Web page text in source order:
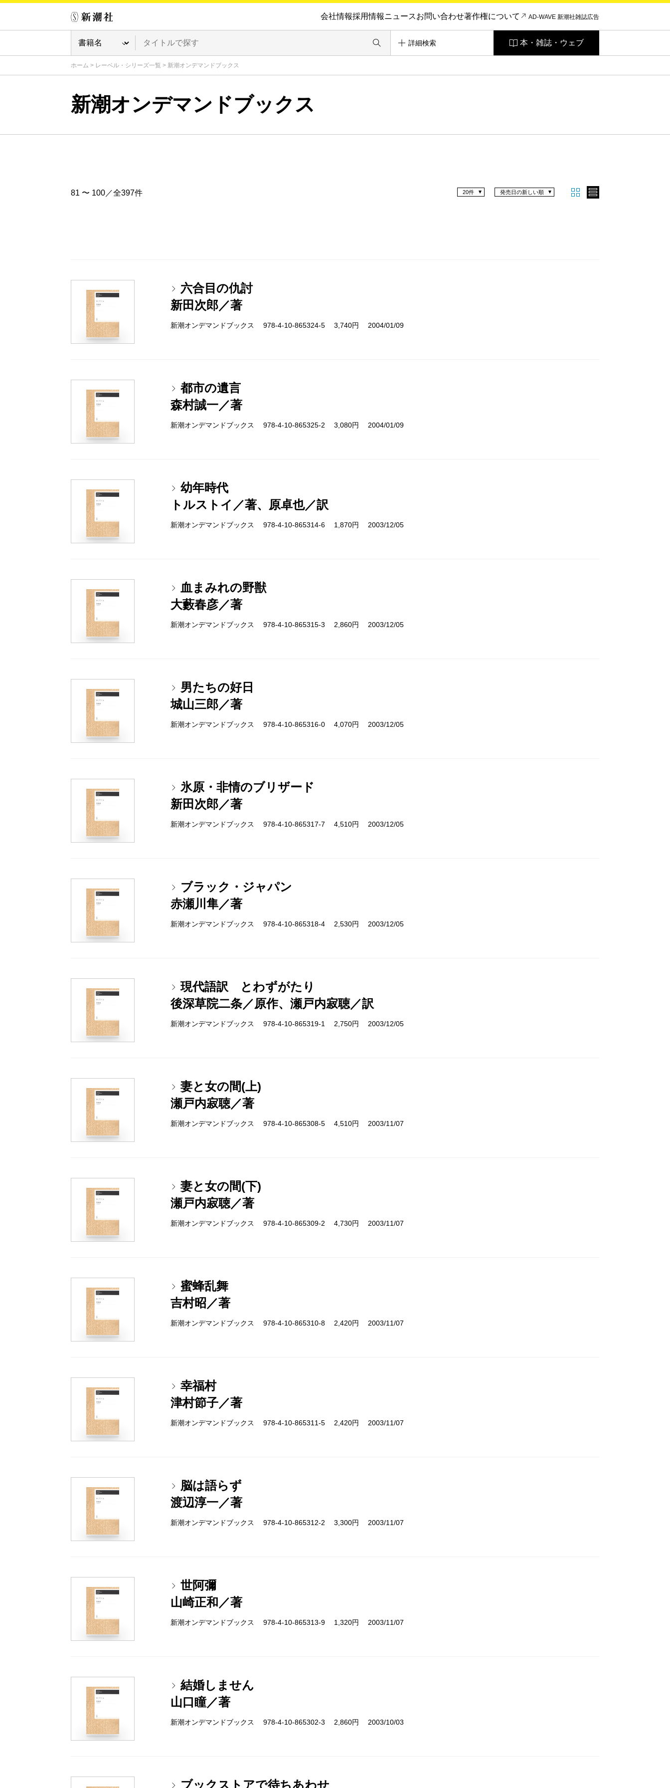
会社情報採用情報ニュースお問い合わせ著作権について AD-WAVE 新潮社雑誌広告
詳細検索 本・雑誌・ウェブ
ホーム > レーベル・シリーズ一覧 > 新潮オンデマンドブックス
新潮オンデマンドブックス
81 〜 100／全397件 発売日の新しい順
20件
六合目の仇討
新田次郎／著
新潮オンデマンドブックス 978-4-10-865324-5 3,740円 2004/01/09
都市の遺言
森村誠一／著
新潮オンデマンドブックス 978-4-10-865325-2 3,080円 2004/01/09
幼年時代
トルストイ／著、原卓也／訳
新潮オンデマンドブックス 978-4-10-865314-6 1,870円 2003/12/05
血まみれの野獣
大藪春彦／著
新潮オンデマンドブックス 978-4-10-865315-3 2,860円 2003/12/05
男たちの好日
城山三郎／著
新潮オンデマンドブックス 978-4-10-865316-0 4,070円 2003/12/05
氷原・非情のブリザード
新田次郎／著
新潮オンデマンドブックス 978-4-10-865317-7 4,510円 2003/12/05
ブラック・ジャパン
赤瀬川隼／著
新潮オンデマンドブックス 978-4-10-865318-4 2,530円 2003/12/05
現代語訳 とわずがたり
後深草院二条／原作、瀬戸内寂聴／訳
新潮オンデマンドブックス 978-4-10-865319-1 2,750円 2003/12/05
妻と女の間(上)
瀬戸内寂聴／著
新潮オンデマンドブックス 978-4-10-865308-5 4,510円 2003/11/07
妻と女の間(下)
瀬戸内寂聴／著
新潮オンデマンドブックス 978-4-10-865309-2 4,730円 2003/11/07
蜜蜂乱舞
吉村昭／著
新潮オンデマンドブックス 978-4-10-865310-8 2,420円 2003/11/07
幸福村
津村節子／著
新潮オンデマンドブックス 978-4-10-865311-5 2,420円 2003/11/07
脳は語らず
渡辺淳一／著
新潮オンデマンドブックス 978-4-10-865312-2 3,300円 2003/11/07
世阿彌
山崎正和／著
新潮オンデマンドブックス 978-4-10-865313-9 1,320円 2003/11/07
結婚しません
山口瞳／著
新潮オンデマンドブックス 978-4-10-865302-3 2,860円 2003/10/03
ブックストアで待ちあわせ